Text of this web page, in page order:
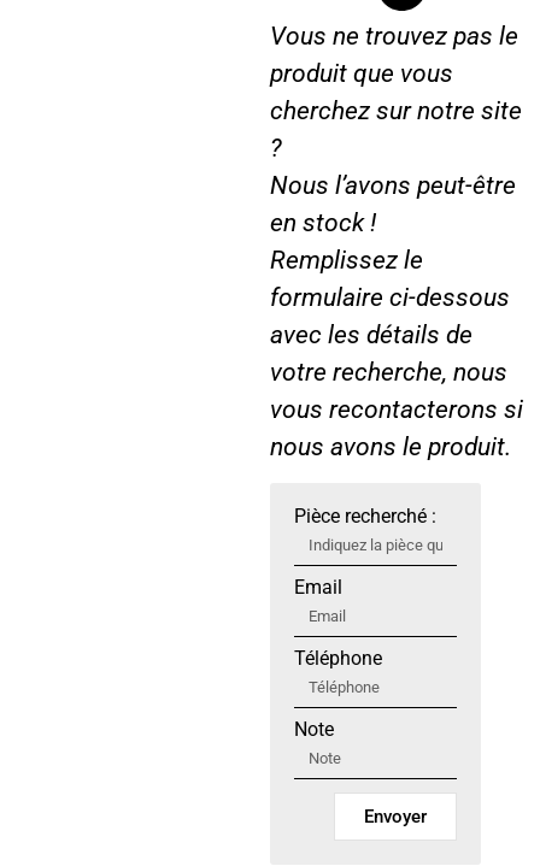
Vous ne trouvez pas le
produit que vous
cherchez sur notre site
?
Nous l’avons peut-être
en stock !
Remplissez le
formulaire ci-dessous
avec les détails de
votre recherche, nous
vous recontacterons si
nous avons le produit.
Pièce recherché :
Email
Téléphone
Note
Envoyer